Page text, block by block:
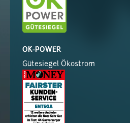
OK-POWER
Gütesiegel Ökostrom